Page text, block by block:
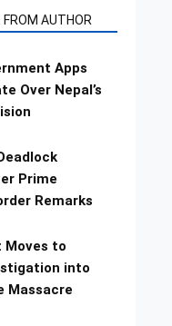
FROM AUTHOR
Apps
Over Nepal’s
Prime
Remarks
Moves to
into
Massacre